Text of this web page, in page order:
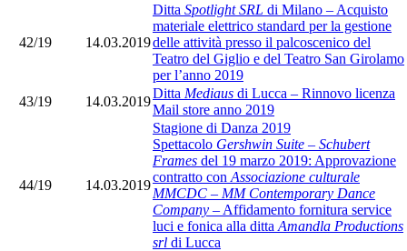
42/19 14.03.2019
Ditta Spotlight SRL di Milano – Acquisto
materiale elettrico standard per la gestione
delle attività presso il palcoscenico del
Teatro del Giglio e del Teatro San Girolamo
per l’anno 2019
43/19
14.03.2019
Ditta Mediaus di Lucca – Rinnovo licenza
Mail store anno 2019
44/19 14.03.2019
Stagione di Danza 2019
Spettacolo Gershwin Suite – Schubert
Frames del 19 marzo 2019: Approvazione
contratto con Associazione culturale
MMCDC – MM Contemporary Dance
Company – Affidamento fornitura service
luci e fonica alla ditta Amandla Productions
srl di Lucca